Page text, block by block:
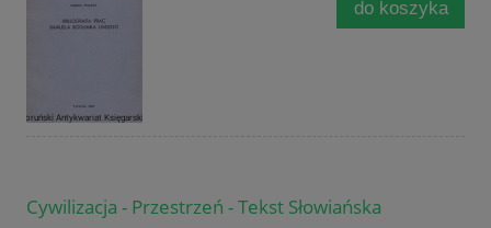
do koszyka
Cywilizacja - Przestrzeń - Tekst Słowiańska